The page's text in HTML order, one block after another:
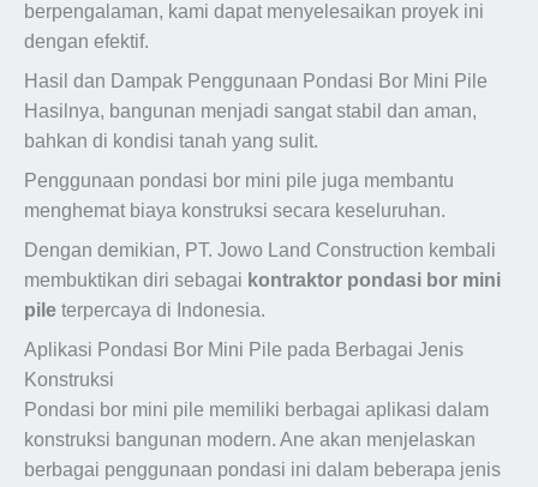
berpengalaman, kami dapat menyelesaikan proyek ini
dengan efektif.
Hasil dan Dampak Penggunaan Pondasi Bor Mini Pile
Hasilnya, bangunan menjadi sangat stabil dan aman,
bahkan di kondisi tanah yang sulit.
Penggunaan pondasi bor mini pile juga membantu
menghemat biaya konstruksi secara keseluruhan.
Dengan demikian, PT. Jowo Land Construction kembali
membuktikan diri sebagai kontraktor pondasi bor mini
pile terpercaya di Indonesia.
Aplikasi Pondasi Bor Mini Pile pada Berbagai Jenis
Konstruksi
Pondasi bor mini pile memiliki berbagai aplikasi dalam
konstruksi bangunan modern. Ane akan menjelaskan
berbagai penggunaan pondasi ini dalam beberapa jenis